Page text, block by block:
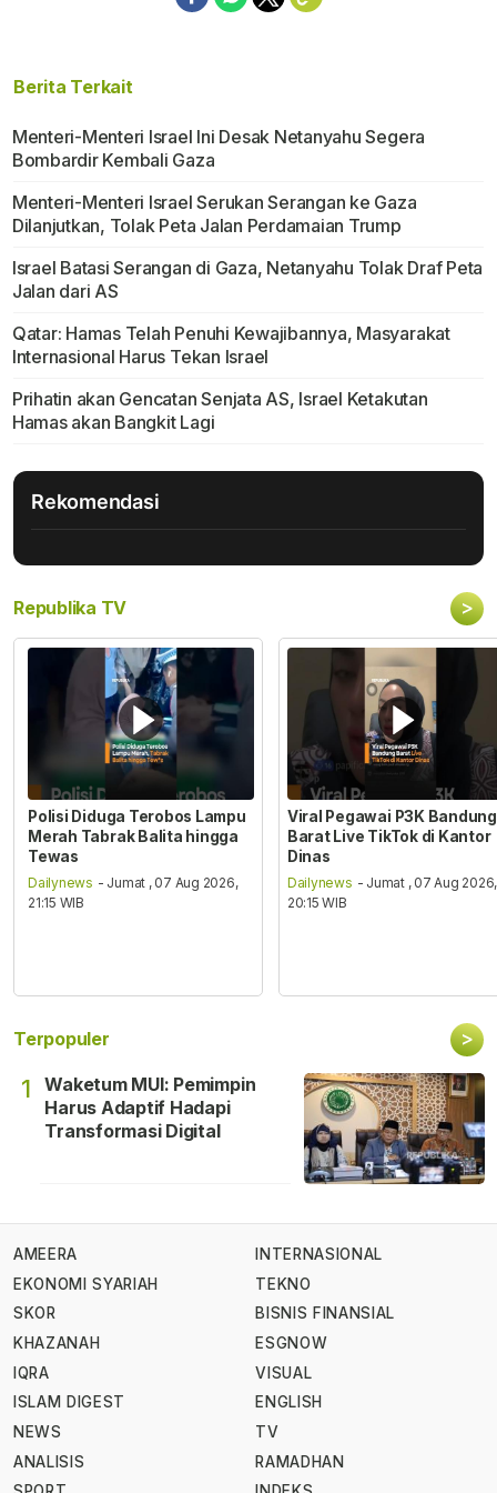
Berita Terkait
Menteri-Menteri Israel Ini Desak Netanyahu Segera
Bombardir Kembali Gaza
Menteri-Menteri Israel Serukan Serangan ke Gaza
Dilanjutkan, Tolak Peta Jalan Perdamaian Trump
Israel Batasi Serangan di Gaza, Netanyahu Tolak Draf Peta
Jalan dari AS
Qatar: Hamas Telah Penuhi Kewajibannya, Masyarakat
Internasional Harus Tekan Israel
Prihatin akan Gencatan Senjata AS, Israel Ketakutan
Hamas akan Bangkit Lagi
Rekomendasi
Republika TV >
Polisi Diduga Terobos Lampu
Merah Tabrak Balita hingga
Tewas
Dailynews - Jumat , 07 Aug 2026,
21:15 WIB
Viral Pegawai P3K Bandung
Barat Live TikTok di Kantor
Dinas
Dailynews - Jumat , 07 Aug 2026,
20:15 WIB
Terpopuler >
1
Waketum MUI: Pemimpin
Harus Adaptif Hadapi
Transformasi Digital
AMEERA
EKONOMI SYARIAH
SKOR
KHAZANAH
IQRA
ISLAM DIGEST
NEWS
ANALISIS
INTERNASIONAL
TEKNO
BISNIS FINANSIAL
ESGNOW
VISUAL
ENGLISH
TV
RAMADHAN